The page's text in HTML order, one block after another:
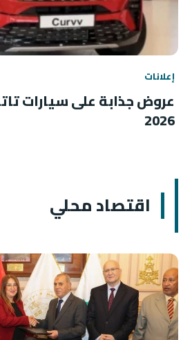
إعلانات
عروض جذابة على سيارات
2026
اقتصاد محلي